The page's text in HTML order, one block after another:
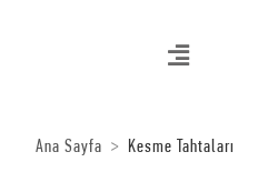
Ana Sayfa Kesme Tahtaları